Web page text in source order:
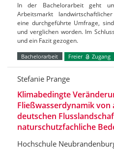
In der Bachelorarbeit geht
Arbeitsmarkt
eine durchgeführte Umfrage,
und verglichen worden. Im
und ein Fazit gezogen.
Bachelorarbeit Freier Zugang
Stefanie Prange
Klimabedingte
Fließwasserdynamik von
deutschen
naturschutzfachliche
Hochschule